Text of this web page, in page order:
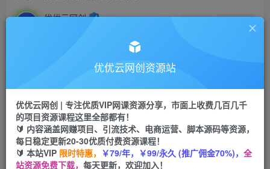
优优云网创 私信
云币 9.9 云币99
会员免费
优优云网创资源站
优优云网创 | 专注优质VIP网课资源分享，市面上收费几百几千
的项目资源课程这里全部都有！
🔰 内容涵盖网赚项目、引流技术、电商运营、脚本源码等资源，
每日稳定更新20-30优质付费资源课程！
🔰 本站VIP 限时特惠， ￥79/年，￥99/永久 (推广佣金70%)， 全
站资源免费下载， 每天更新，欢迎加入！